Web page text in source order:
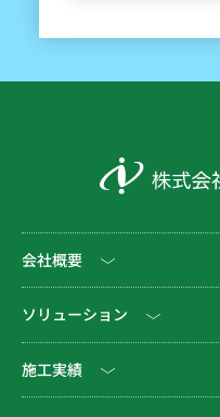
会社概要
社長挨拶
会社沿革
ソリューション
公共工事
施工実績